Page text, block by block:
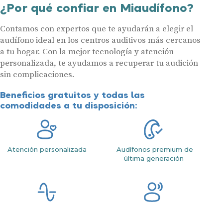
¿Por qué confiar en Miaudífono?
Contamos con expertos que te ayudarán a elegir el
audífono ideal en los centros auditivos más cercanos
a tu hogar. Con la mejor tecnología y atención
personalizada, te ayudamos a recuperar tu audición
sin complicaciones.
Beneficios gratuitos y todas las
comodidades a tu disposición:
Atención personalizada
Audífonos premium de
última generación